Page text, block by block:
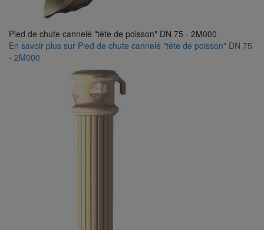
Pied de chute cannelé "tête de poisson" DN 75 - 2M000
En savoir plus sur Pied de chute cannelé "tête de poisson" DN 75
- 2M000